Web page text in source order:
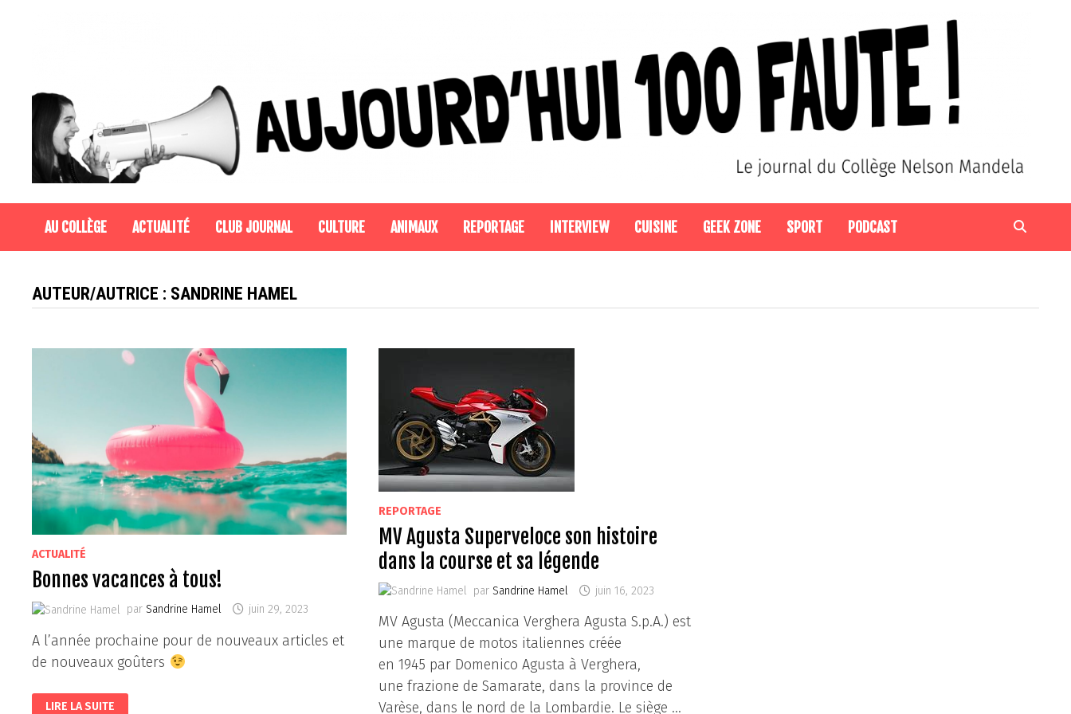
AU COLLÈGE ACTUALITÉ CLUB JOURNAL CULTURE ANIMAUX REPORTAGE INTERVIEW CUISINE GEEK ZONE SPORT PODCAST
AUTEUR/AUTRICE : SANDRINE HAMEL
ACTUALITÉ
Bonnes vacances à tous!
par Sandrine Hamel juin 29, 2023
A l’année prochaine pour de nouveaux articles et
de nouveaux goûters
BONNES
VACANCES
LIRE LA SUITE
REPORTAGE
MV Agusta Superveloce son histoire
dans la course et sa légende
par Sandrine Hamel juin 16, 2023
MV Agusta (Meccanica Verghera Agusta S.p.A.) est
une marque de motos italiennes créée
en 1945 par Domenico Agusta à Verghera,
une frazione de Samarate, dans la province de
Varèse, dans le nord de la Lombardie. Le siège …